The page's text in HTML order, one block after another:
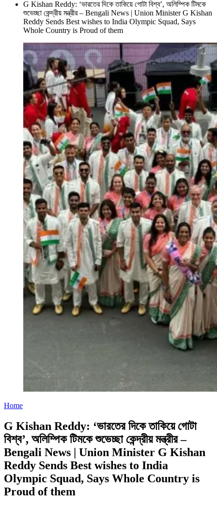
G Kishan Reddy: ‘ভারতের দিকে তাকিয়ে গোটা বিশ্ব’, অলিম্পিক টিমকে
শুভেচ্ছা কেন্দ্রীয় মন্ত্রীর – Bengali News | Union Minister G Kishan
Reddy Sends Best wishes to India Olympic Squad, Says
Whole Country is Proud of them
Home
G Kishan Reddy: ‘ভারতের দিকে তাকিয়ে গোটা
বিশ্ব’, অলিম্পিক টিমকে শুভেচ্ছা কেন্দ্রীয় মন্ত্রীর –
Bengali News | Union Minister G Kishan
Reddy Sends Best wishes to India
Olympic Squad, Says Whole Country is
Proud of them